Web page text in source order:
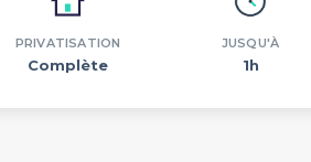
PRIVATISATION
Complète
JUSQU'À
1h